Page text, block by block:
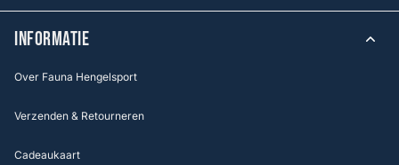
INFORMATIE
Over Fauna Hengelsport
Verzenden & Retourneren
Cadeaukaart